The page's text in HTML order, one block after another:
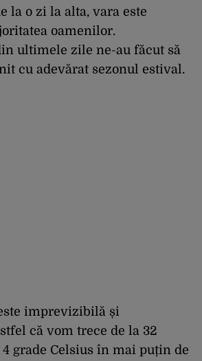
la o zi la alta, vara este
oamenilor.
ultimele zile ne-au făcut să
cu adevărat sezonul estival.
imprevizibilă și
că vom trece de la 32
4 grade Celsius în mai puțin de